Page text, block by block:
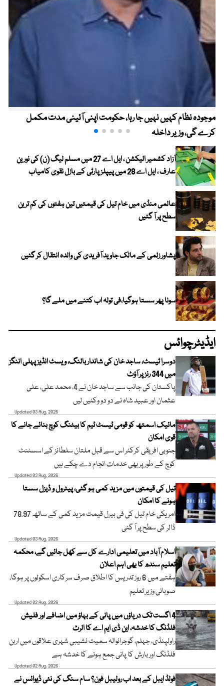
موجودہ نظام کہیں نہیں جا رہا، حکومت اپنی آئینی مدت مکمل
کرے گی، وزیر داخلہ
آزاد کشمیر الیکشن ، ایل اے 27 میں مسلم لیگ (ن) کی نورین
عارف ، ایل اے 28 میں پیپلز پارٹی کے بازل نقوی کامیاب
عالمی منڈی میں خام تیل کی قیمتیں تین ہفتوں کی کم ترین
سطح پر آ گئیں
پشاور زلمی کے مالک جاوید آفریدی کی والدہ انتقال کر گئیں
سونا پھر سستا ہوگیا،فی تولہ اب کتنے میں ملے گا؟
ایڈیٹرچوائس
دوسرا ٹیسٹ، ساجد خان کی شاندار بالنگ، ویسٹ انڈیز پہلی اننگز
میں 344 رنز پر آؤٹ
پاکستان کی جانب سے ساجد خان نے 4، محمد علی، علی
عثمان اور عبید شاہ نے دو دو وکٹیں لیں
Updated 03 Aug, 2026
مائیک اسمتھ کو قومی ٹیسٹ ٹیم کا بیٹنگ کوچ بنائے جانے کا
قوی امکان
جنوبی افریقی کرکٹر اس سے قبل ملتان سلطانز کے اسسٹنٹ
کوچ کے طور پر بھی خدمات انجام دے چکے ہیں
Updated 03 Aug, 2026
تیل کی قیمتوں میں مزید کمی ہو گئی، پیٹرول و ڈیزل سستا
ہونے کا امکان
امریکی خام تیل کی فی بیرل قیمت مزید کمی کے ساتھ 78.97
ڈالر کی سطح پر آ گئی
Updated 03 Aug, 2026
اسلام آباد میں تعلیمی ادارے کل سے کھل جائیں گے، محکمہ
تعلیم سندھ کا بھی اہم اعلان
ہفتے میں 6 روز تدریس کا اطلاق صرف سرکاری اسکولوں پر ہوگا،
صوبائی وزیر تعلیم
Updated 02 Aug, 2026
4 اگست تک دریاؤں میں پانی کے بہاؤ میں اضافے اور فلیش
فلڈنگ کا خدشہ، این ڈی ایم اے کا الرٹ
راولپنڈی، جہلم، گوجرانوالہ سمیت نشیبی شہری علاقوں میں اربن
فلڈنگ اور بارش کا پانی جمع ہونے کا خدشہ ہے
Updated 02 Aug, 2026
فولڈ ایبل کے بعد اب رولیبل فون؟ سام سنگ کی نئی ڈیوائس نے